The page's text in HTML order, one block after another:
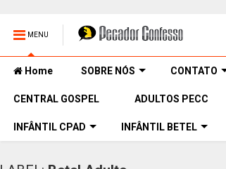
MENU
Home SOBRE NÓS CONTATO
CENTRAL GOSPEL ADULTOS PECC
INFÂNTIL CPAD INFÂNTIL BETEL